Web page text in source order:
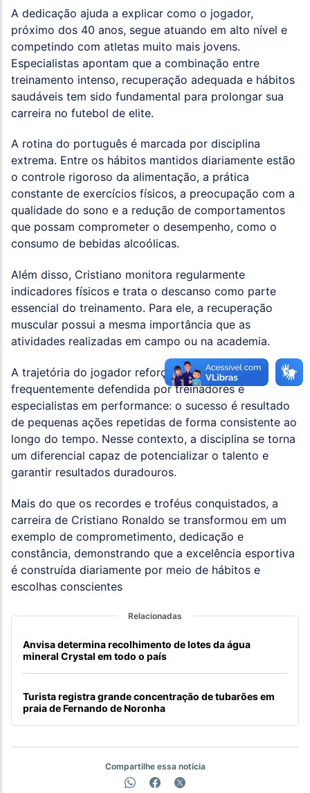
A dedicação ajuda a explicar como o jogador,
próximo dos 40 anos, segue atuando em alto nível e
competindo com atletas muito mais jovens.
Especialistas apontam que a combinação entre
treinamento intenso, recuperação adequada e hábitos
saudáveis tem sido fundamental para prolongar sua
carreira no futebol de elite.
A rotina do português é marcada por disciplina
extrema. Entre os hábitos mantidos diariamente estão
o controle rigoroso da alimentação, a prática
constante de exercícios físicos, a preocupação com a
qualidade do sono e a redução de comportamentos
que possam comprometer o desempenho, como o
consumo de bebidas alcoólicas.
Além disso, Cristiano monitora regularmente
indicadores físicos e trata o descanso como parte
essencial do treinamento. Para ele, a recuperação
muscular possui a mesma importância que as
atividades realizadas em campo ou na academia.
A trajetória do jogador reforça uma ideia
frequentemente defendida por treinadores e
especialistas em performance: o sucesso é resultado
de pequenas ações repetidas de forma consistente ao
longo do tempo. Nesse contexto, a disciplina se torna
um diferencial capaz de potencializar o talento e
garantir resultados duradouros.
Mais do que os recordes e troféus conquistados, a
carreira de Cristiano Ronaldo se transformou em um
exemplo de comprometimento, dedicação e
constância, demonstrando que a excelência esportiva
é construída diariamente por meio de hábitos e
escolhas conscientes
Relacionadas
Anvisa determina recolhimento de lotes da água
mineral Crystal em todo o país
Turista registra grande concentração de tubarões em
praia de Fernando de Noronha
Compartilhe essa notícia